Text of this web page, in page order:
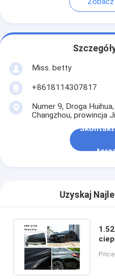
Miss. betty
+8618114307817
Numer 9, Droga
Changzhou, prowincja
Uzyskaj